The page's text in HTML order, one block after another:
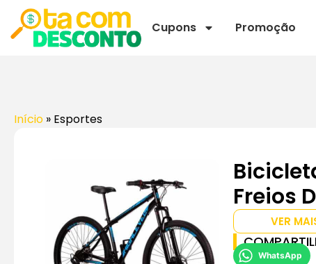
Cupons Promoção
Início » Esportes
Freios
VER
WhatsApp